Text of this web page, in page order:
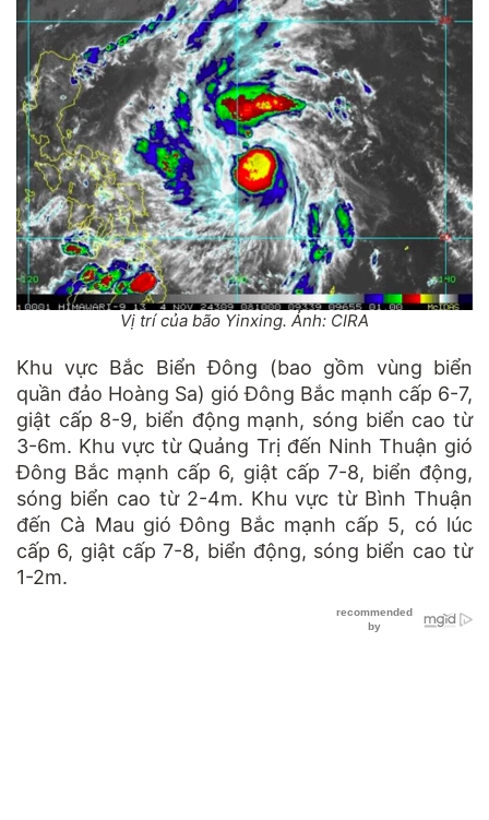
Vị trí của bão Yinxing. Ảnh: CIRA
Khu vực Bắc Biển Đông (bao gồm vùng biển
quần đảo Hoàng Sa) gió Đông Bắc mạnh cấp 6-7,
giật cấp 8-9, biển động mạnh, sóng biển cao từ
3-6m. Khu vực từ Quảng Trị đến Ninh Thuận gió
Đông Bắc mạnh cấp 6, giật cấp 7-8, biển động,
sóng biển cao từ 2-4m. Khu vực từ Bình Thuận
đến Cà Mau gió Đông Bắc mạnh cấp 5, có lúc
cấp 6, giật cấp 7-8, biển động, sóng biển cao từ
1-2m.